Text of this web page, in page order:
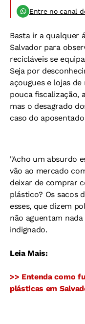
Entre no canal
Basta ir a qualquer
Salvador para
recicláveis se
Seja por
açougues e lojas
pouca fiscalização,
mas o desagrado
caso do
"Acho um absurdo
vão ao mercado
deixar de comprar
plástico? Os sacos
esses, que dizem
não aguentam
indignado.
Leia Mais:
>> Entenda como
plásticas em